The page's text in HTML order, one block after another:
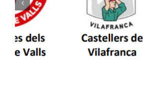
Els Castellers de
patrimoni en un
d’Aran i a la